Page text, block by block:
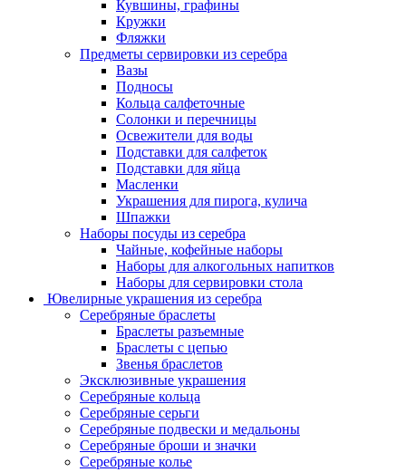
Кувшины, графины
Кружки
Фляжки
Предметы сервировки из серебра
Вазы
Подносы
Кольца салфеточные
Солонки и перечницы
Освежители для воды
Подставки для салфеток
Подставки для яйца
Масленки
Украшения для пирога, кулича
Шпажки
Наборы посуды из серебра
Чайные, кофейные наборы
Наборы для алкогольных напитков
Наборы для сервировки стола
Ювелирные украшения из серебра
Серебряные браслеты
Браслеты разъемные
Браслеты с цепью
Звенья браслетов
Эксклюзивные украшения
Серебряные кольца
Серебряные серьги
Серебряные подвески и медальоны
Серебряные броши и значки
Серебряные колье